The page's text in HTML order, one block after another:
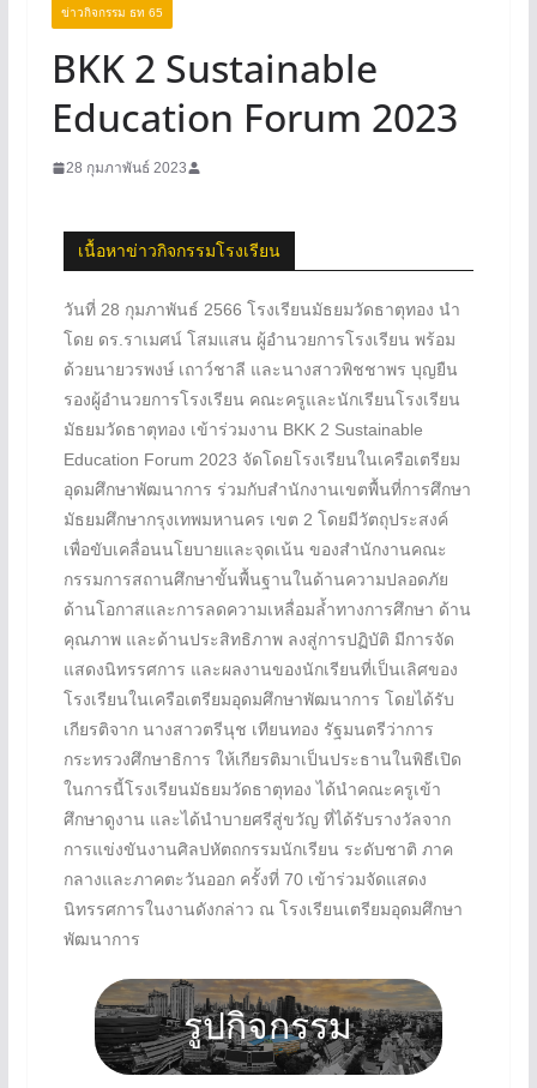
ข่าวกิจกรรม ธท 65
BKK 2 Sustainable
Education Forum 2023
28 กุมภาพันธ์ 2023
เนื้อหาข่าวกิจกรรมโรงเรียน
วันที่ 28 กุมภาพันธ์ 2566 โรงเรียนมัธยมวัดธาตุทอง นำ
โดย ดร.ราเมศน์ โสมแสน ผู้อำนวยการโรงเรียน พร้อม
ด้วยนายวรพงษ์ เถาว์ชาลี และนางสาวพิชชาพร บุญยืน
รองผู้อำนวยการโรงเรียน คณะครูและนักเรียนโรงเรียน
มัธยมวัดธาตุทอง เข้าร่วมงาน BKK 2 Sustainable
Education Forum 2023 จัดโดยโรงเรียนในเครือเตรียม
อุดมศึกษาพัฒนาการ ร่วมกับสำนักงานเขตพื้นที่การศึกษา
มัธยมศึกษากรุงเทพมหานคร เขต 2 โดยมีวัตถุประสงค์
เพื่อขับเคลื่อนนโยบายและจุดเน้น ของสำนักงานคณะ
กรรมการสถานศึกษาขั้นพื้นฐานในด้านความปลอดภัย
ด้านโอกาสและการลดความเหลื่อมล้ำทางการศึกษา ด้าน
คุณภาพ และด้านประสิทธิภาพ ลงสู่การปฏิบัติ มีการจัด
แสดงนิทรรศการ และผลงานของนักเรียนที่เป็นเลิศของ
โรงเรียนในเครือเตรียมอุดมศึกษาพัฒนาการ โดยได้รับ
เกียรติจาก นางสาวตรีนุช เทียนทอง รัฐมนตรีว่าการ
กระทรวงศึกษาธิการ ให้เกียรติมาเป็นประธานในพิธีเปิด
ในการนี้โรงเรียนมัธยมวัดธาตุทอง ได้นำคณะครูเข้า
ศึกษาดูงาน และได้นำบายศรีสู่ขวัญ ที่ได้รับรางวัลจาก
การแข่งขันงานศิลปหัตถกรรมนักเรียน ระดับชาติ ภาค
กลางและภาคตะวันออก ครั้งที่ 70 เข้าร่วมจัดแสดง
นิทรรศการในงานดังกล่าว ณ โรงเรียนเตรียมอุดมศึกษา
พัฒนาการ